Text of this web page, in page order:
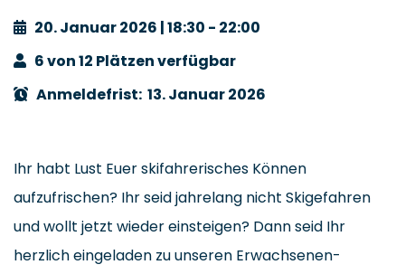
20. Januar 2026 | 18:30 - 22:00
6 von 12 Plätzen verfügbar
Anmeldefrist: 13. Januar 2026
Ihr habt Lust Euer skifahrerisches Können
aufzufrischen? Ihr seid jahrelang nicht Skigefahren
und wollt jetzt wieder einsteigen? Dann seid Ihr
herzlich eingeladen zu unseren Erwachsenen-